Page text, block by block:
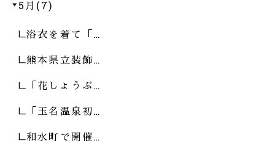
5月(7)
浴衣を着て「…
熊本県立装飾…
「花しょうぶ…
「玉名温泉初…
和水町で開催…